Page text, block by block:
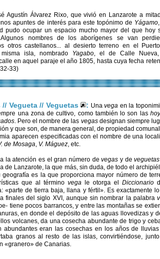
Agustín Álvarez Rixo, que vivió en Lanzarote a
apuntes de interés para este topónimo de Yágamo
pudo ocupar un espacio mucho mayor del que hoy
nombres de los aborígenes se van
otros castellanos... al desierto terreno en el
isla, nombrado Yagabo, el de Calle
en aquel paraje el año 1805, hasta cuya fecha
33)
// Vegueta // Veguetas
: Unavega en la
una zona de cultivo, como también lo son las
. Pero el nombre de las vegasdesignan siempre
y que son, de manera general, de propiedad
aparecen especificadas con el nombre de una
de Mosaga, V. Máguez, etc.
la atención es el gran número devegas y deveguetas
de Lanzarote, la que más, sin duda, de todo el
es la que proporciona mayor número de
que al término vega le otorga el Diccionario
«parte de tierra baja, llana y fértil». Es exactamente
finales del siglo XVI, aunque sin nombrar la palabra
tiene pocos barrancos, y entre las montañas se
en donde el depósito de las aguas llovedizas y
volcanes, da una cosecha abundante de trigo y
abundantes eran las cosechas en los años de
granos al resto de las islas, convirtiéndose,
«granero» de Canarias.